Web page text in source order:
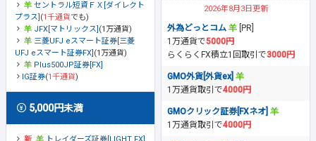
セントラル短資ＦＸ[ダイレクト
プラス] (1千通貨でも)
JFX[マトリックス] (1万通貨)
三菱UFJ eスマート証券[三菱
UFJ eスマート証券FX] (1万通貨)
Plus500JP証券[FX]
IG証券(1千通貨)
5,000円未満
2026年8月3日更新
外為どっとコム
[PR]
1万通貨で5000円
らくらくFX積立1回取引で3000円
GMO外貨[外貨ex]
1万通貨取引で4000円
GMOクリック証券[FXネオ]
1万通貨取引で4000円